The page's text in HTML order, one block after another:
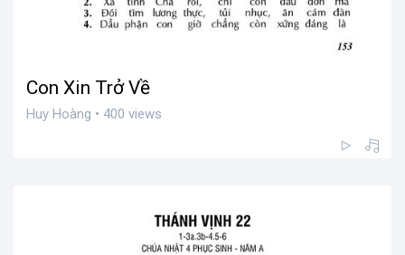
Con Xin Trở Về
Huy Hoàng • 400 views